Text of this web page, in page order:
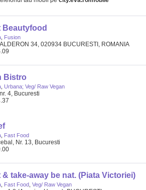
Beautyfood
Fusion
34, 020934 BUCURESTI, ROMANIA
Bistro
Urbana; Veg/ Raw Vegan
4, Bucuresti
Fast Food
Nr. 13, Bucuresti
& take-away be nat. (Piata Victoriei)
Fast Food Veg/ Raw Vegan